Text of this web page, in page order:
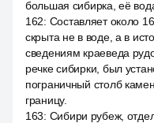
большая сибирка, её
162: Составляет около
скрыта не в воде, а в
сведениям краеведа
речке сибирки, был
пограничный столб
границу.
163: Сибири рубеж,